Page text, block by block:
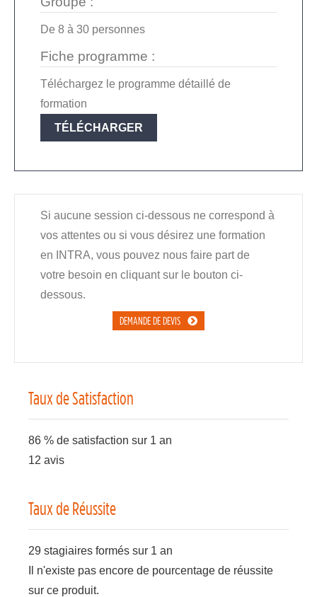
De 8 à 30 personnes
Fiche programme :
Téléchargez le programme détaillé de
formation
TÉLÉCHARGER
Si aucune session ci-dessous ne correspond à
vos attentes ou si vous désirez une formation
en INTRA, vous pouvez nous faire part de
votre besoin en cliquant sur le bouton ci-
dessous.
DEMANDE DE DEVIS
Taux de Satisfaction
86 % de satisfaction sur 1 an
12 avis
Taux de Réussite
29 stagiaires formés sur 1 an
Il n'existe pas encore de pourcentage de réussite
sur ce produit.